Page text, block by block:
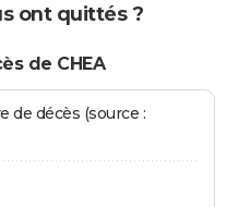
ont quittés ?
de CHEA
de décès (source :